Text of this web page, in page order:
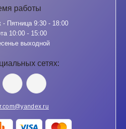
работы
- Пятница 9:30 - 18:00
10:00 - 15:00
выходной
сетях: